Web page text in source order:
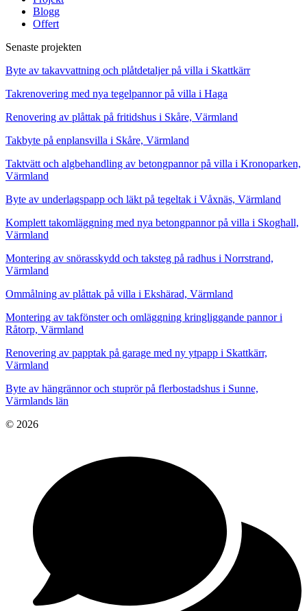
Blogg
Offert
Senaste projekten
Byte av takavvattning och plåtdetaljer på villa i Skattkärr
Takrenovering med nya tegelpannor på villa i Haga
Renovering av plåttak på fritidshus i Skåre, Värmland
Takbyte på enplansvilla i Skåre, Värmland
Taktvätt och algbehandling av betongpannor på villa i Kronoparken,
Värmland
Byte av underlagspapp och läkt på tegeltak i Våxnäs, Värmland
Komplett takomläggning med nya betongpannor på villa i Skoghall,
Värmland
Montering av snörasskydd och taksteg på radhus i Norrstrand,
Värmland
Ommålning av plåttak på villa i Ekshärad, Värmland
Montering av takfönster och omläggning kringliggande pannor i
Råtorp, Värmland
Renovering av papptak på garage med ny ytpapp i Skattkärr,
Värmland
Byte av hängrännor och stuprör på flerbostadshus i Sunne,
Värmlands län
© 2026